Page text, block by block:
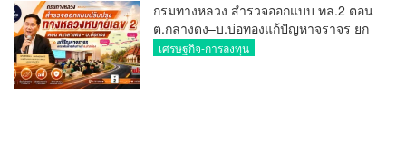
กรมทางหลวง สำรวจออกแบบ ทล.2 ตอน
ต.กลางดง–บ.บ่อทองแก้ปัญหาจราจร ยก
ระดับการเดินทางสู่ อ.ปากช่อง
เศรษฐกิจ-การลงทุน